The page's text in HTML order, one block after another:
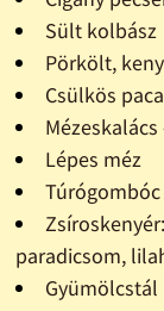
Sült kolbász
Pörkölt,
Csülkös
Lépes méz
Túrógombóc
paradicsom,
Gyümölcstál